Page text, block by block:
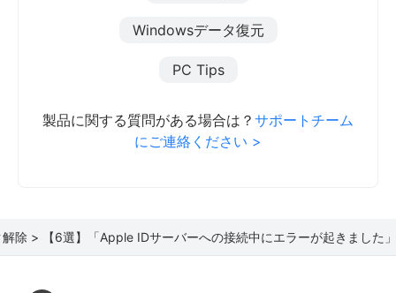
Windowsデータ復元
PC Tips
製品に関する質問がある場合は？ サポートチーム
にご連絡ください >
除 > 【6選】「Apple IDサーバーへの接続中にエラーが起きました